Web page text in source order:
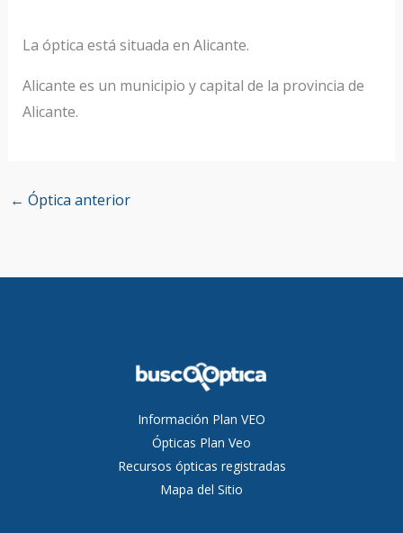
La óptica está situada en Alicante.
Alicante es un municipio y capital de la provincia de
Alicante.
← Óptica anterior
Información Plan VEO
Ópticas Plan Veo
Recursos ópticas registradas
Mapa del Sitio